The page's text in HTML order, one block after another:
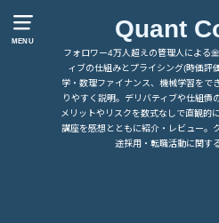
MENU Quant
フォロワー4万人超えの管理人による
ィブの仕組みとプライシング(時価評
学・数理ファイナンス、機械学習をで
りやすく説明。デリバティブや仕組債
メリットやリスクを数式なしで直観的
講座を感想とともに紹介・レビュー。
途採用・転職活動に関す